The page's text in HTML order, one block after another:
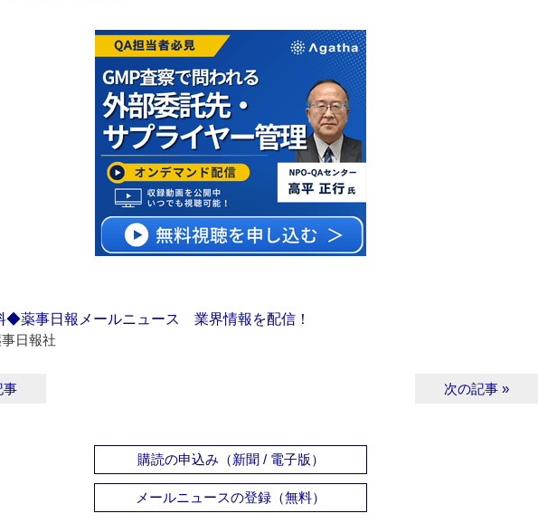
薬事日報メールニュース 業界情報を配信！
日報社
事 次の記事 »
購読の申込み（新聞 / 電子版）
メールニュースの登録（無料）